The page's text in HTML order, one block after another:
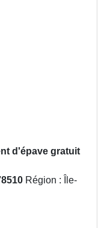
d'épave gratuit
Région : Île-